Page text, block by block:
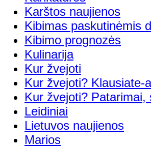
Karštos naujienos
Kibimas paskutinėmis
Kibimo prognozės
Kulinarija
Kur žvejoti
Kur žvejoti? Klausiate-
Kur žvejoti? Patarimai,
Leidiniai
Lietuvos naujienos
Marios